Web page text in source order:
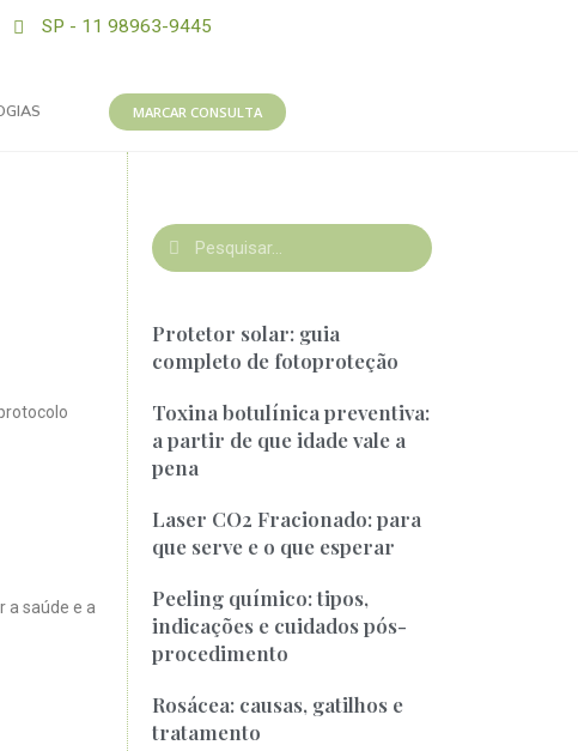
SP - 11 98963-9445
MARCAR CONSULTA
a saúde e a
Protetor solar: guia
completo de fotoproteção
Toxina botulínica preventiva:
a partir de que idade vale a
pena
Laser CO2 Fracionado: para
que serve e o que esperar
Peeling químico: tipos,
indicações e cuidados pós-
procedimento
Rosácea: causas, gatilhos e
tratamento